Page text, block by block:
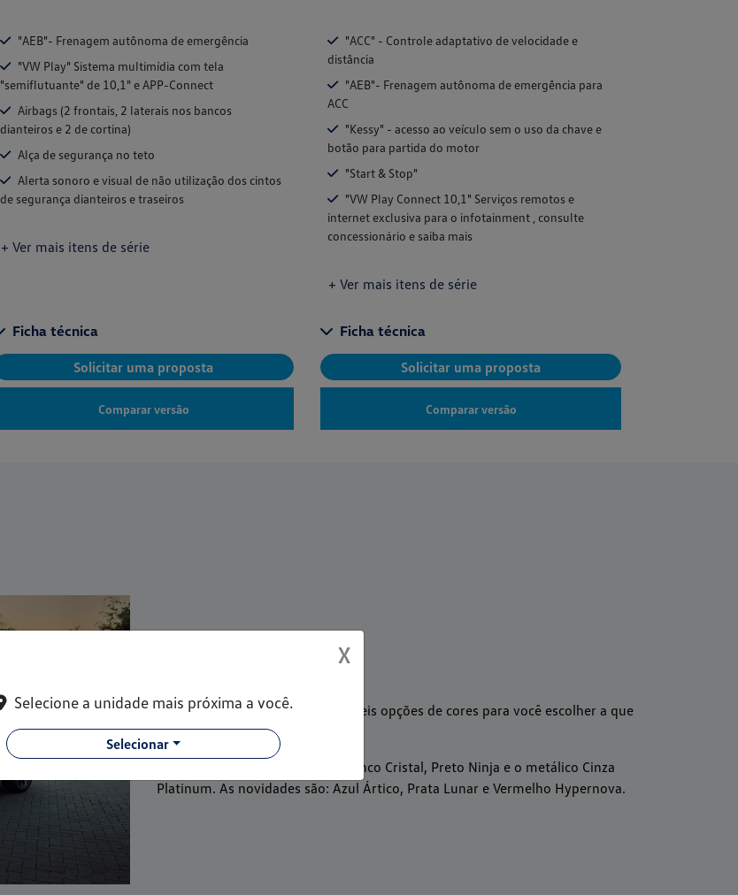
"AEB"- Frenagem autônoma de emergência
"VW Play" Sistema multimídia com tela
"semiflutuante" de 10,1" e APP-Connect
Airbags (2 frontais, 2 laterais nos bancos
dianteiros e 2 de cortina)
Alça de segurança no teto
Alerta sonoro e visual de não utilização dos cintos
de segurança dianteiros e traseiros
+ Ver mais itens de série
Ficha técnica
Solicitar uma proposta
Comparar versão
"ACC" - Controle adaptativo de velocidade e
distância
"AEB"- Frenagem autônoma de emergência para
ACC
"Kessy" - acesso ao veículo sem o uso da chave e
botão para partida do motor
"Start & Stop"
"VW Play Connect 10,1" Serviços remotos e
internet exclusiva para o infotainment , consulte
concessionário e saiba mais
+ Ver mais itens de série
Ficha técnica
Solicitar uma proposta
Comparar versão
O Novo Tera está disponível em seis opções de cores para você escolher a que
mais combina com seu estilo.
As cores tradicionais incluem Branco Cristal, Preto Ninja e o metálico Cinza
Platinum. As novidades são: Azul Ártico, Prata Lunar e Vermelho Hypernova.
X
Selecione a unidade mais próxima a você.
Selecionar